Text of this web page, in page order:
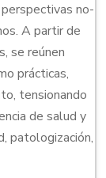
no-
A partir de
se reúnen
prácticas,
tensionando
de salud y
patologización,